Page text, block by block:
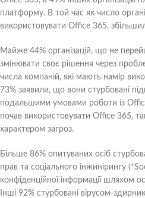
платформу. В той час як число
використовувати Office 365,
Майже 44% організацій, що не
змінювати своє рішення через
числа компаній, які мають намір
73% заявили, що вони стурбовані
подальшими умовами роботи із
почав використовувати Office 365,
характером загроз.
Більше 86% опитуваних осіб
прав та соціального інжинірингу
конфіденційної інформації шляхом
Інші 92% стурбовані вірусом-